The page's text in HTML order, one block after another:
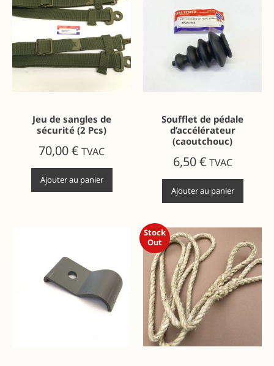
Jeu de sangles de
sécurité (2 Pcs)
70,00€ TVAC
Ajouter au panier
Soufflet de pédale
d’accélérateur
(caoutchouc)
6,50€ TVAC
Ajouter au panier
Stock
Out